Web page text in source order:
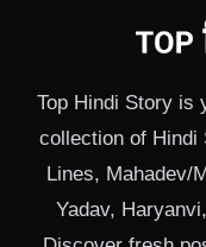
Top Hindi Story is
collection of Hindi
Lines, Mahadev/
Yadav,